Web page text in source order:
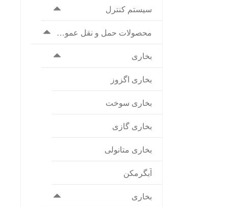
سیستم کنترل
محصولات حمل و نقل عمومی
بخاری
بخاری اگزوز
بخاری سوخت
بخاری گازی
بخاری متانولی
آبگرمکن
بخاری